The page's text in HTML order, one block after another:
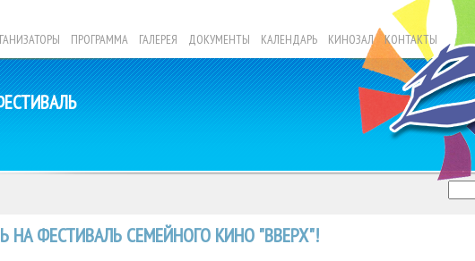
ПРОГРАММА ГАЛЕРЕЯ ДОКУМЕНТЫ КАЛЕНДАРЬ КИНОЗАЛ КОНТАКТЫ
НА ФЕСТИВАЛЬ СЕМЕЙНОГО КИНО "ВВЕРХ"!